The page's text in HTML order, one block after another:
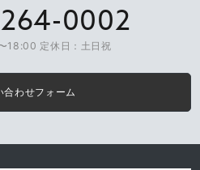
0002
18:00 定休日：土日祝
合わせフォーム